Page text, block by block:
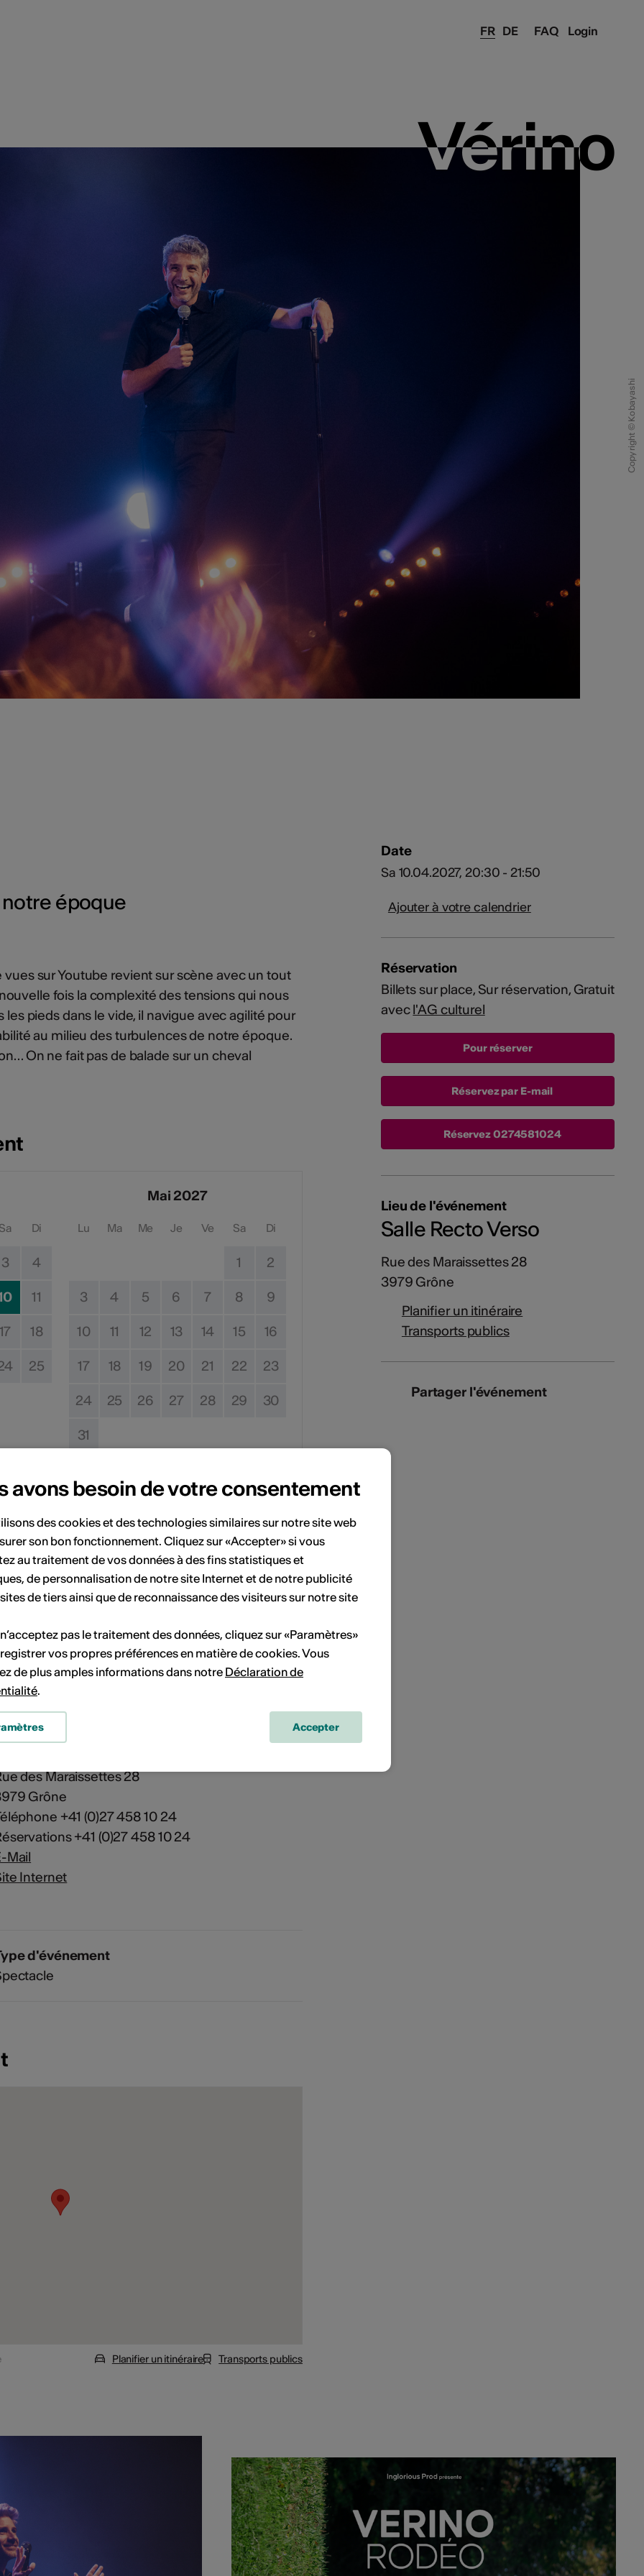
FAQ Login
FR DE
Vérino
Copyright © Kobayashi
Vérino
époque
vues sur Youtube revient sur scène avec un tout
fois la complexité des tensions qui nous
les pieds dans le vide, il navigue avec agilité pour
au milieu des turbulences de notre époque.
On ne fait pas de balade sur un cheval
Sa Di
3 4
11
17 18
25
Mai 2027
Lu Ma Me Je Ve Sa Di
1 2
3 4 5 6 7 8 9
10 11 12 13 14 15 16
17 18 19 20 21 22 23
24 25 26 27 28 29 30
31
Pas de date de mise en œuvre
à votre calendrier.
Salle Recto Verso
des Maraissettes 28
des Maraissettes 28
Grône
+41 (0)27 458 10 24
+41 (0)27 458 10 24
Mail
Internet
d'événement
Planifier un itinéraire Transports publics
Date
Sa 10.04.2027, 20:30 - 21:50
Ajouter à votre calendrier
Réservation
Billets sur place, Sur réservation, Gratuit
avecl'AG culturel
Réservez par E-mail
Réservez0274581024
Lieu de l'événement
Salle Recto Verso
Rue des Maraissettes 28
3979 Grône
Planifier un itinéraire
Transports publics
Partager l'événement
avons besoin de votre consentement
des cookies et des technologies similaires sur notre site web
son bon fonctionnement. Cliquez sur «Accepter» si vous
au traitement de vos données à des fins statistiques et
de personnalisation de notre site Internet et de notre publicité
de tiers ainsi que de reconnaissance des visiteurs sur notre site
pas le traitement des données, cliquez sur «Paramètres»
vos propres préférences en matière de cookies. Vous
de plus amples informations dans notre Déclaration de
.
Accepter